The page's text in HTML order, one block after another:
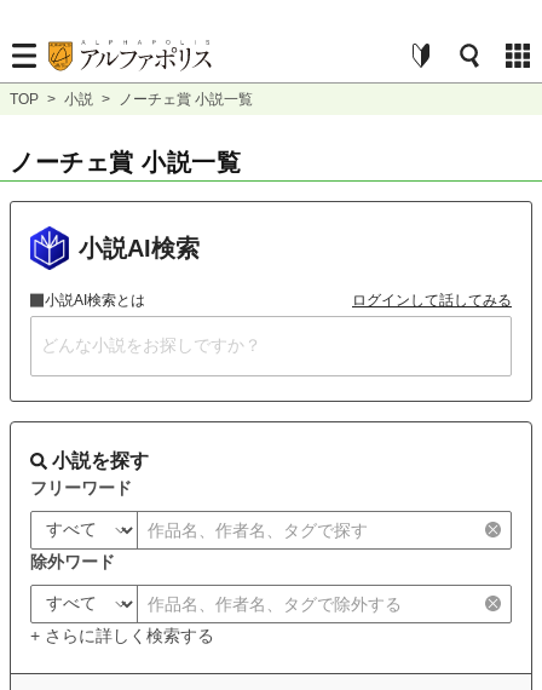
TOP > 小説 > ノーチェ賞 小説一覧
ノーチェ賞 小説一覧
小説AI検索
小説AI検索とは ログインして話してみる
小説を探す
フリーワード
除外ワード
+ さらに詳しく検索する